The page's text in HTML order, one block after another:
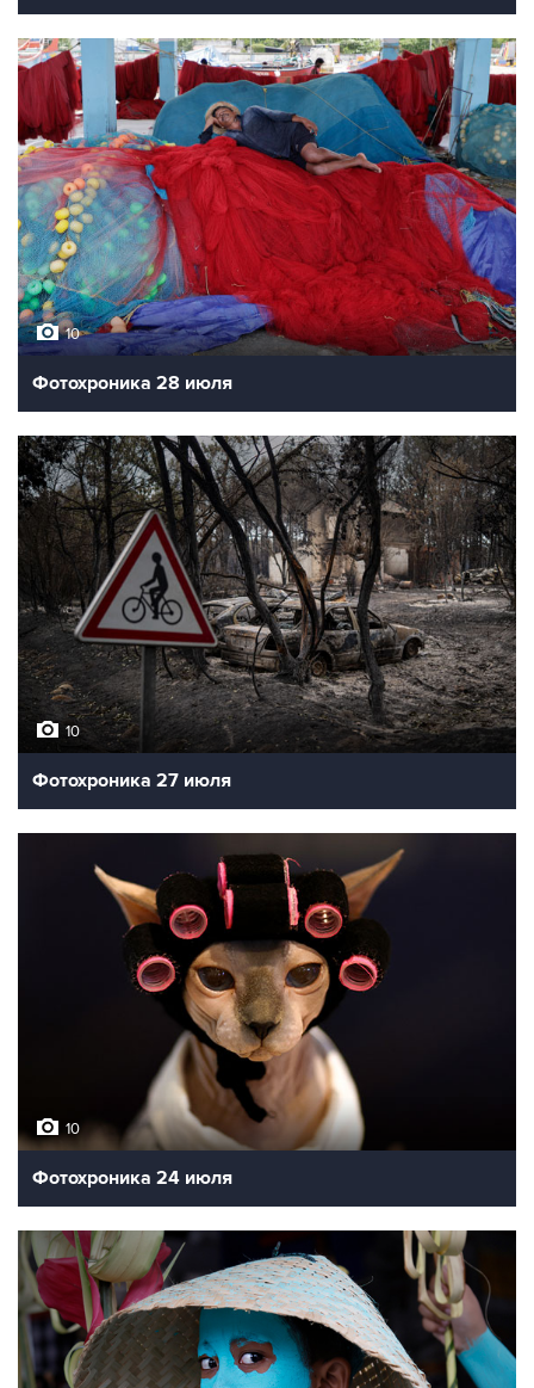
10
Фотохроника 28 июля
10
Фотохроника 27 июля
10
Фотохроника 24 июля